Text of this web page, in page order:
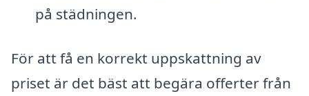
på städningen.
För att få en korrekt uppskattning av
priset är det bäst att begära offerter från